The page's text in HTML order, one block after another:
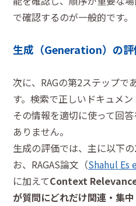
で確認するのが一般的です。
生成（Generation）の評
次に、RAGの第2ステップで
す。検索で正しいドキュメ
その情報を適切に使って回
ありません。
生成の評価では、主に以下
お、RAGAS論文（Shahul Es
に加えてContext
が質問にどれだけ関連・集中